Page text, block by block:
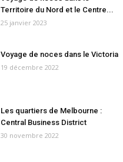
Territoire du Nord et le Centre...
25 janvier 2023
Voyage de noces dans le Victoria
19 décembre 2022
Les quartiers de Melbourne :
Central Business District
30 novembre 2022